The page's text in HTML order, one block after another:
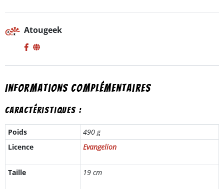
Atougeek
Informations complémentaires
Caractéristiques :
Poids
490 g
Licence
Evangelion
Taille 19 cm